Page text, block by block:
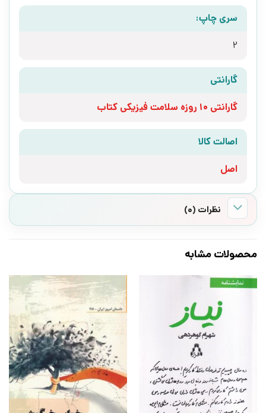
سری چاپ:
2
گارانتی
گارانتی 10 روزه سلامت فیزیکی کتاب
اصالت کالا
اصل
نظرات (0)
محصولات مشابه